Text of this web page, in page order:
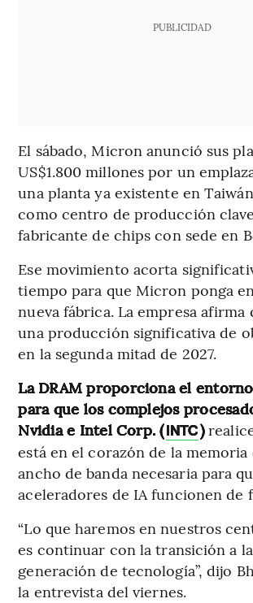
PUBLICIDAD
El sábado, Micron anunció sus
US$1.800 millones por un
una planta ya existente en
como centro de producción
fabricante de chips con sede en
Ese movimiento acorta
tiempo para que Micron ponga
nueva fábrica. La empresa afirma
una producción significativa de
en la segunda mitad de 2027.
La DRAM proporciona el
para que los complejos
Nvidia e Intel Corp. (INTC)
está en el corazón de la memoria
ancho de banda necesaria para
aceleradores de IA funcionen de
“Lo que haremos en nuestros
es continuar con la transición a
generación de tecnología”, dijo
la entrevista del viernes.